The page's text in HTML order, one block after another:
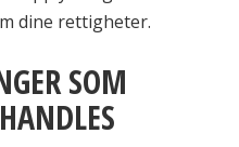
dine rettigheter.
SOM